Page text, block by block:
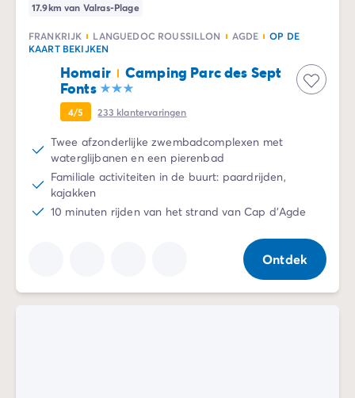
17.9km van Valras-Plage
FRANKRIJK LANGUEDOC ROUSSILLON AGDE
OP DE
KAART BEKIJKEN
Homair
Camping Parc des Sept
Fonts
4/5 233 klantervaringen
Twee afzonderlijke zwembadcomplexen met
waterglijbanen en een pierenbad
Familiale activiteiten in de buurt: paardrijden,
kajakken
10 minuten rijden van het strand van Cap d'Agde
Ontdek